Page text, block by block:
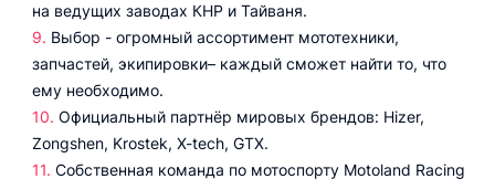
на ведущих заводах КНР и Тайваня.
Выбор - огромный ассортимент мототехники,
запчастей, экипировки– каждый сможет найти то, что
ему необходимо.
Официальный партнёр мировых брендов: Hizer,
Zongshen, Krostek, X-tech, GTX.
Собственная команда по мотоспорту Motoland Racing